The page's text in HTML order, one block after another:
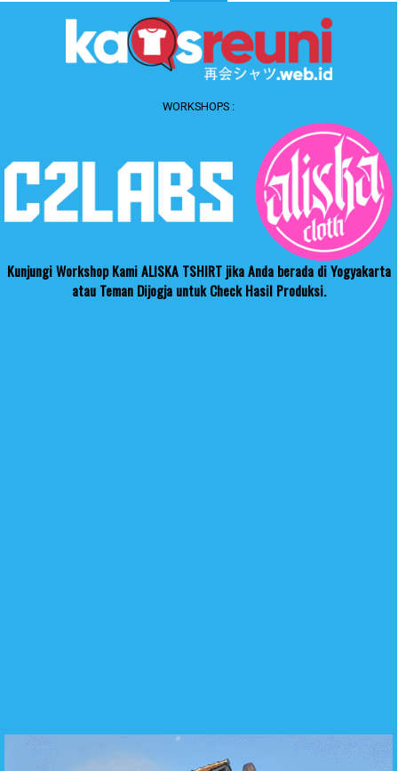
WORKSHOPS :
Kunjungi Workshop Kami ALISKA TSHIRT jika Anda berada di Yogyakarta
atau Teman Dijogja untuk Check Hasil Produksi.